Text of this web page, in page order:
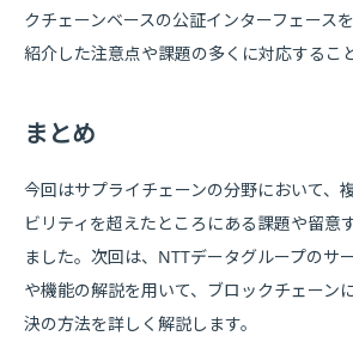
クチェーンベースの公証インターフェース
紹介した注意点や課題の多くに対応するこ
まとめ
今回はサプライチェーンの分野において、
ビリティを超えたところにある課題や留意
ました。次回は、NTTデータグループのサ
や機能の解説を用いて、ブロックチェーン
決の方法を詳しく解説します。